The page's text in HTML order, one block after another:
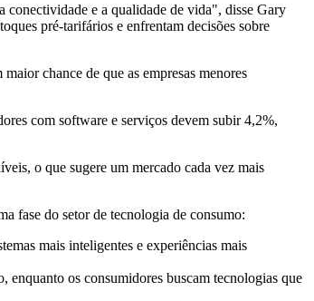
conectividade e a qualidade de vida", disse Gary
pré-tarifários e enfrentam decisões sobre
chance de que as empresas menores
com software e serviços devem subir 4,2%,
o que sugere um mercado cada vez mais
fase do setor de tecnologia de consumo:
mais inteligentes e experiências mais
enquanto os consumidores buscam tecnologias que